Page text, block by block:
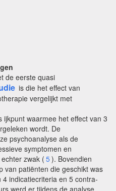
de eerste quasi
is die het effect van
vergelijkt met
waarmee het effect van 3
wordt. De
psychoanalyse als de
symptomen en
zwak (5). Bovendien
van patiënten die geschikt was
indicatiecriteria en 5 contra-
werd er tijdens de analyse